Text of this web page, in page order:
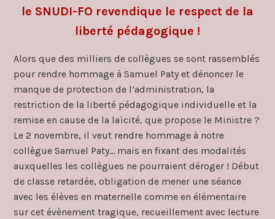
le SNUDI-FO revendique le respect de la
liberté pédagogique !
Alors que des milliers de collègues se sont rassemblés
pour rendre hommage à Samuel Paty et dénoncer le
manque de protection de l’administration, la
restriction de la liberté pédagogique individuelle et la
remise en cause de la laïcité, que propose le Ministre ?
Le 2 novembre, il veut rendre hommage à notre
collègue Samuel Paty… mais en fixant des modalités
auxquelles les collègues ne pourraient déroger ! Début
de classe retardée, obligation de mener une séance
avec les élèves en maternelle comme en élémentaire
sur cet évènement tragique, recueillement avec lecture